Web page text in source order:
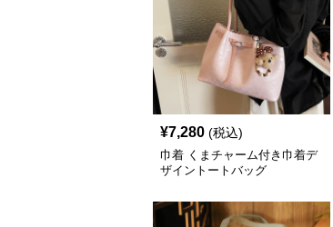
¥7,280 (税込)
巾着 くまチャーム付き巾着デ
ザイントートバッグ